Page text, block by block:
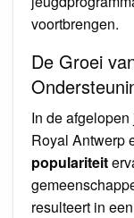
voortbrengen.
De Groei
In de
Royal Antwerp
populariteit
resulteert in